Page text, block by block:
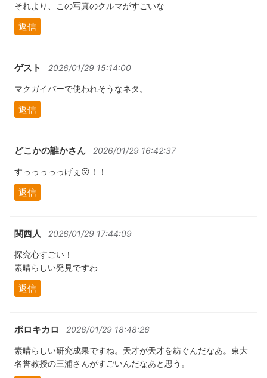
それより、この写真のクルマがすごいな
返信
ゲスト 2026/01/29 15:14:00
マクガイバーで使われそうなネタ。
返信
どこかの誰かさん 2026/01/29 16:42:37
すっっっっっげぇ😮！！
返信
関西人 2026/01/29 17:44:09
探究心すごい！
素晴らしい発見ですわ
返信
ポロキカロ 2026/01/29 18:48:26
素晴らしい研究成果ですね。天才が天才を紡ぐんだなあ。東大
名誉教授の三浦さんがすごいんだなあと思う。